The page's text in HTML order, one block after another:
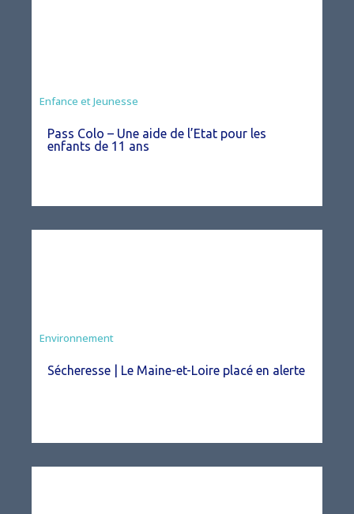
Animation
Enfance et Jeunesse
Pass Colo – Une aide de l’Etat pour les
enfants de 11 ans
Environnement
Sécheresse | Le Maine-et-Loire placé en alerte